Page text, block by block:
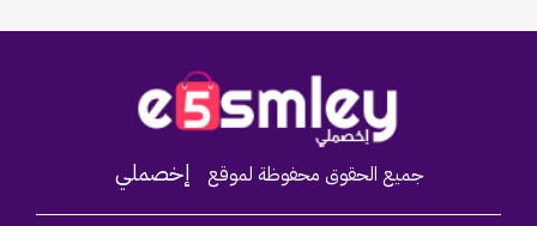
جميع الحقوق محفوظة لموقع
إخصملي